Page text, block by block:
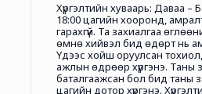
Хүргэлтийн хуваарь: Даваа –
18:00 цагийн хооронд,
гарахгүй. Та захиалгаа
өмнө хийвэл бид өдөрт нь
Үдээс хойш оруулсан
ажлын өдрөөр хүргэнэ. Таны
баталгаажсан бол бид таны
цагийн дотор хүргэнэ.